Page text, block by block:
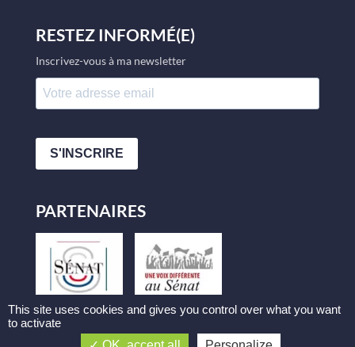
RESTEZ INFORMÉ(E)
Inscrivez-vous à ma newsletter
S'INSCRIRE
PARTENAIRES
This site uses cookies and gives you control over what you want
to activate